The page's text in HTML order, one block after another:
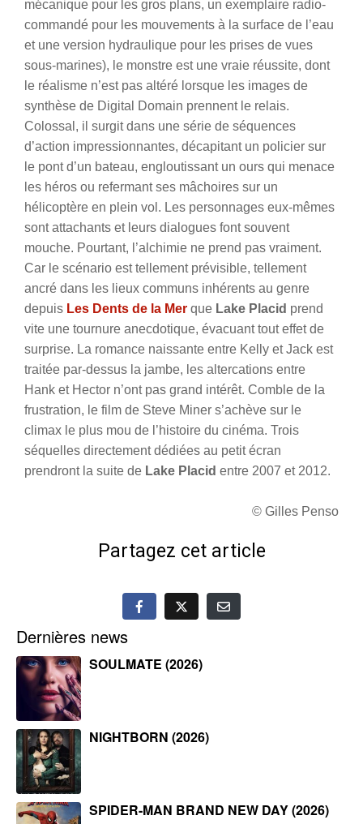
mécanique pour les gros plans, un exemplaire radio-
commandé pour les mouvements à la surface de l’eau
et une version hydraulique pour les prises de vues
sous-marines), le monstre est une vraie réussite, dont
le réalisme n’est pas altéré lorsque les images de
synthèse de Digital Domain prennent le relais.
Colossal, il surgit dans une série de séquences
d’action impressionnantes, décapitant un policier sur
le pont d’un bateau, engloutissant un ours qui menace
les héros ou refermant ses mâchoires sur un
hélicoptère en plein vol. Les personnages eux-mêmes
sont attachants et leurs dialogues font souvent
mouche. Pourtant, l’alchimie ne prend pas vraiment.
Car le scénario est tellement prévisible, tellement
ancré dans les lieux communs inhérents au genre
depuis Les Dents de la Mer que Lake Placid prend
vite une tournure anecdotique, évacuant tout effet de
surprise. La romance naissante entre Kelly et Jack est
traitée par-dessus la jambe, les altercations entre
Hank et Hector n’ont pas grand intérêt. Comble de la
frustration, le film de Steve Miner s’achève sur le
climax le plus mou de l’histoire du cinéma. Trois
séquelles directement dédiées au petit écran
prendront la suite de Lake Placid entre 2007 et 2012.
© Gilles Penso
Partagez cet article
Dernières news
SOULMATE (2026)
NIGHTBORN (2026)
SPIDER-MAN BRAND NEW DAY (2026)